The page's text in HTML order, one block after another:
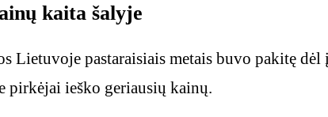
kaita šalyje
Lietuvoje pastaraisiais metais buvo pakitę
pirkėjai ieško geriausių kainų.